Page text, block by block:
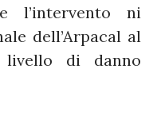
l’intervento ni
dell’Arpacal al
di danno